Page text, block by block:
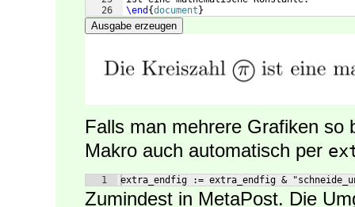
26
\end {document }
Ausgabe erzeugen
Falls man mehrere Grafiken so
Makro auch automatisch per
1 extra_endfig := extra_endfig &
Zumindest in MetaPost. Die